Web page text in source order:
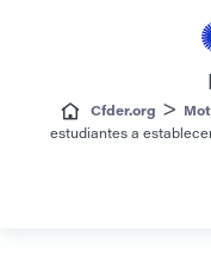
Cfder.org >
estudiantes a